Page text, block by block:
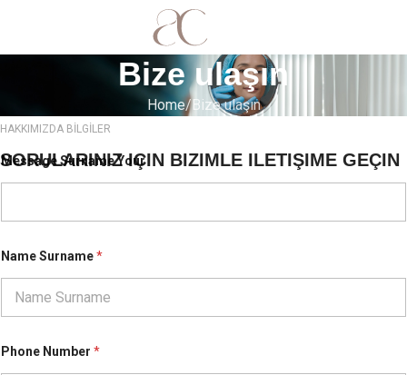
Bize ulaşın
Home Bize ulaşın
HAKKIMIZDA BİLGİLER
SORULARINIZ IÇIN BIZIMLE ILETIŞIME GEÇIN
Message Surname Your
Name Surname*
Phone Number *